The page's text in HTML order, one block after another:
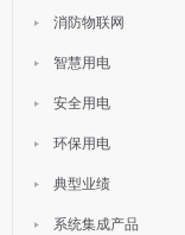
消防物联网
智慧用电
安全用电
环保用电
典型业绩
系统集成产品